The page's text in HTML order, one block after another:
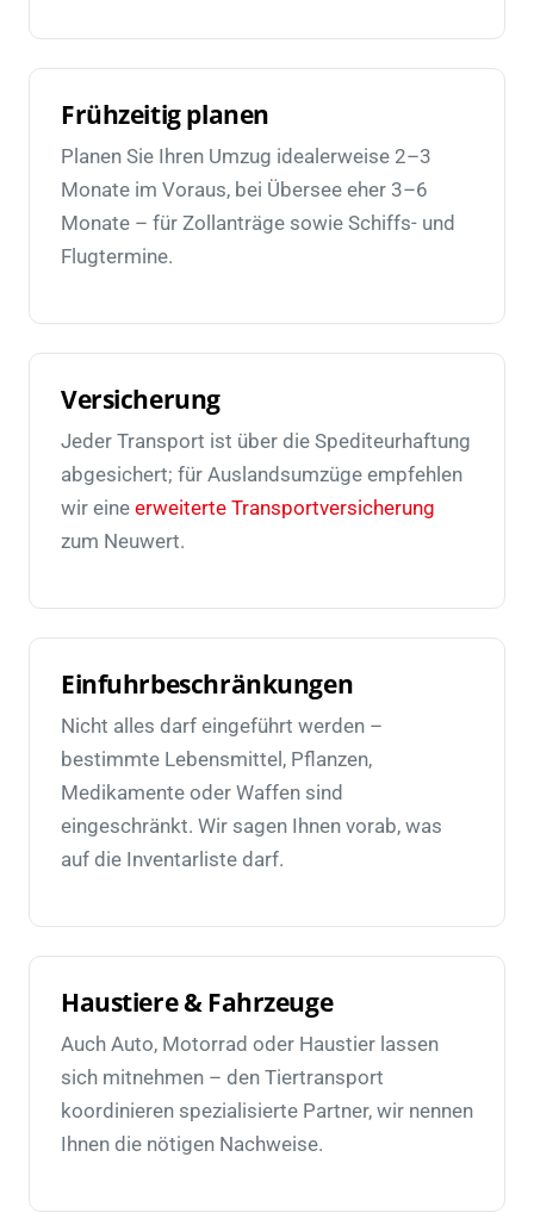
Frühzeitig planen
Planen Sie Ihren Umzug idealerweise 2–3
Monate im Voraus, bei Übersee eher 3–6
Monate – für Zollanträge sowie Schiffs- und
Flugtermine.
Versicherung
Jeder Transport ist über die Spediteurhaftung
abgesichert; für Auslandsumzüge empfehlen
wir eine erweiterte Transportversicherung
zum Neuwert.
Einfuhrbeschränkungen
Nicht alles darf eingeführt werden –
bestimmte Lebensmittel, Pflanzen,
Medikamente oder Waffen sind
eingeschränkt. Wir sagen Ihnen vorab, was
auf die Inventarliste darf.
Haustiere & Fahrzeuge
Auch Auto, Motorrad oder Haustier lassen
sich mitnehmen – den Tiertransport
koordinieren spezialisierte Partner, wir nennen
Ihnen die nötigen Nachweise.